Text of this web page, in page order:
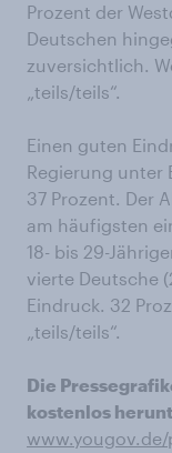
Prozent der
Deutschen
zuversichtlich.
„teils/teils“.
Einen guten
Regierung unter
37 Prozent. Der
am häufigsten
18- bis 29-
vierte Deutsche
Eindruck. 32
„teils/teils“.
Die
kostenlos
www.yougov.de/